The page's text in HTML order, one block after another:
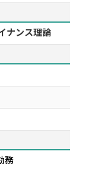
ナンス理論
務